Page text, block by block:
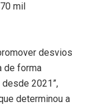
mil
desvios
de forma
2021”,
determinou a